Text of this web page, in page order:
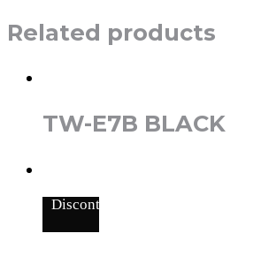
Related products
TW-E7B BLACK
Discontinued